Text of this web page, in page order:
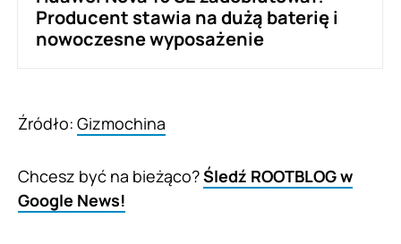
Producent stawia na dużą baterię i
nowoczesne wyposażenie
Źródło: Gizmochina
Chcesz być na bieżąco?Śledź ROOTBLOG w
Google News!